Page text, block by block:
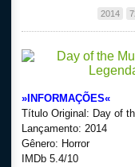
2014
»INFORMAÇÕES«
Título Original: Day of
Lançamento: 2014
Gênero: Horror
IMDb 5.4/10